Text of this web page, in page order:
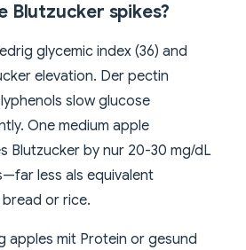
Blutzucker spikes?
glycemic index (36) and
elevation. Der pectin
slow glucose
One medium apple
Blutzucker by nur 20-30 mg/dL
less als equivalent
or rice.
apples mit Protein or gesund